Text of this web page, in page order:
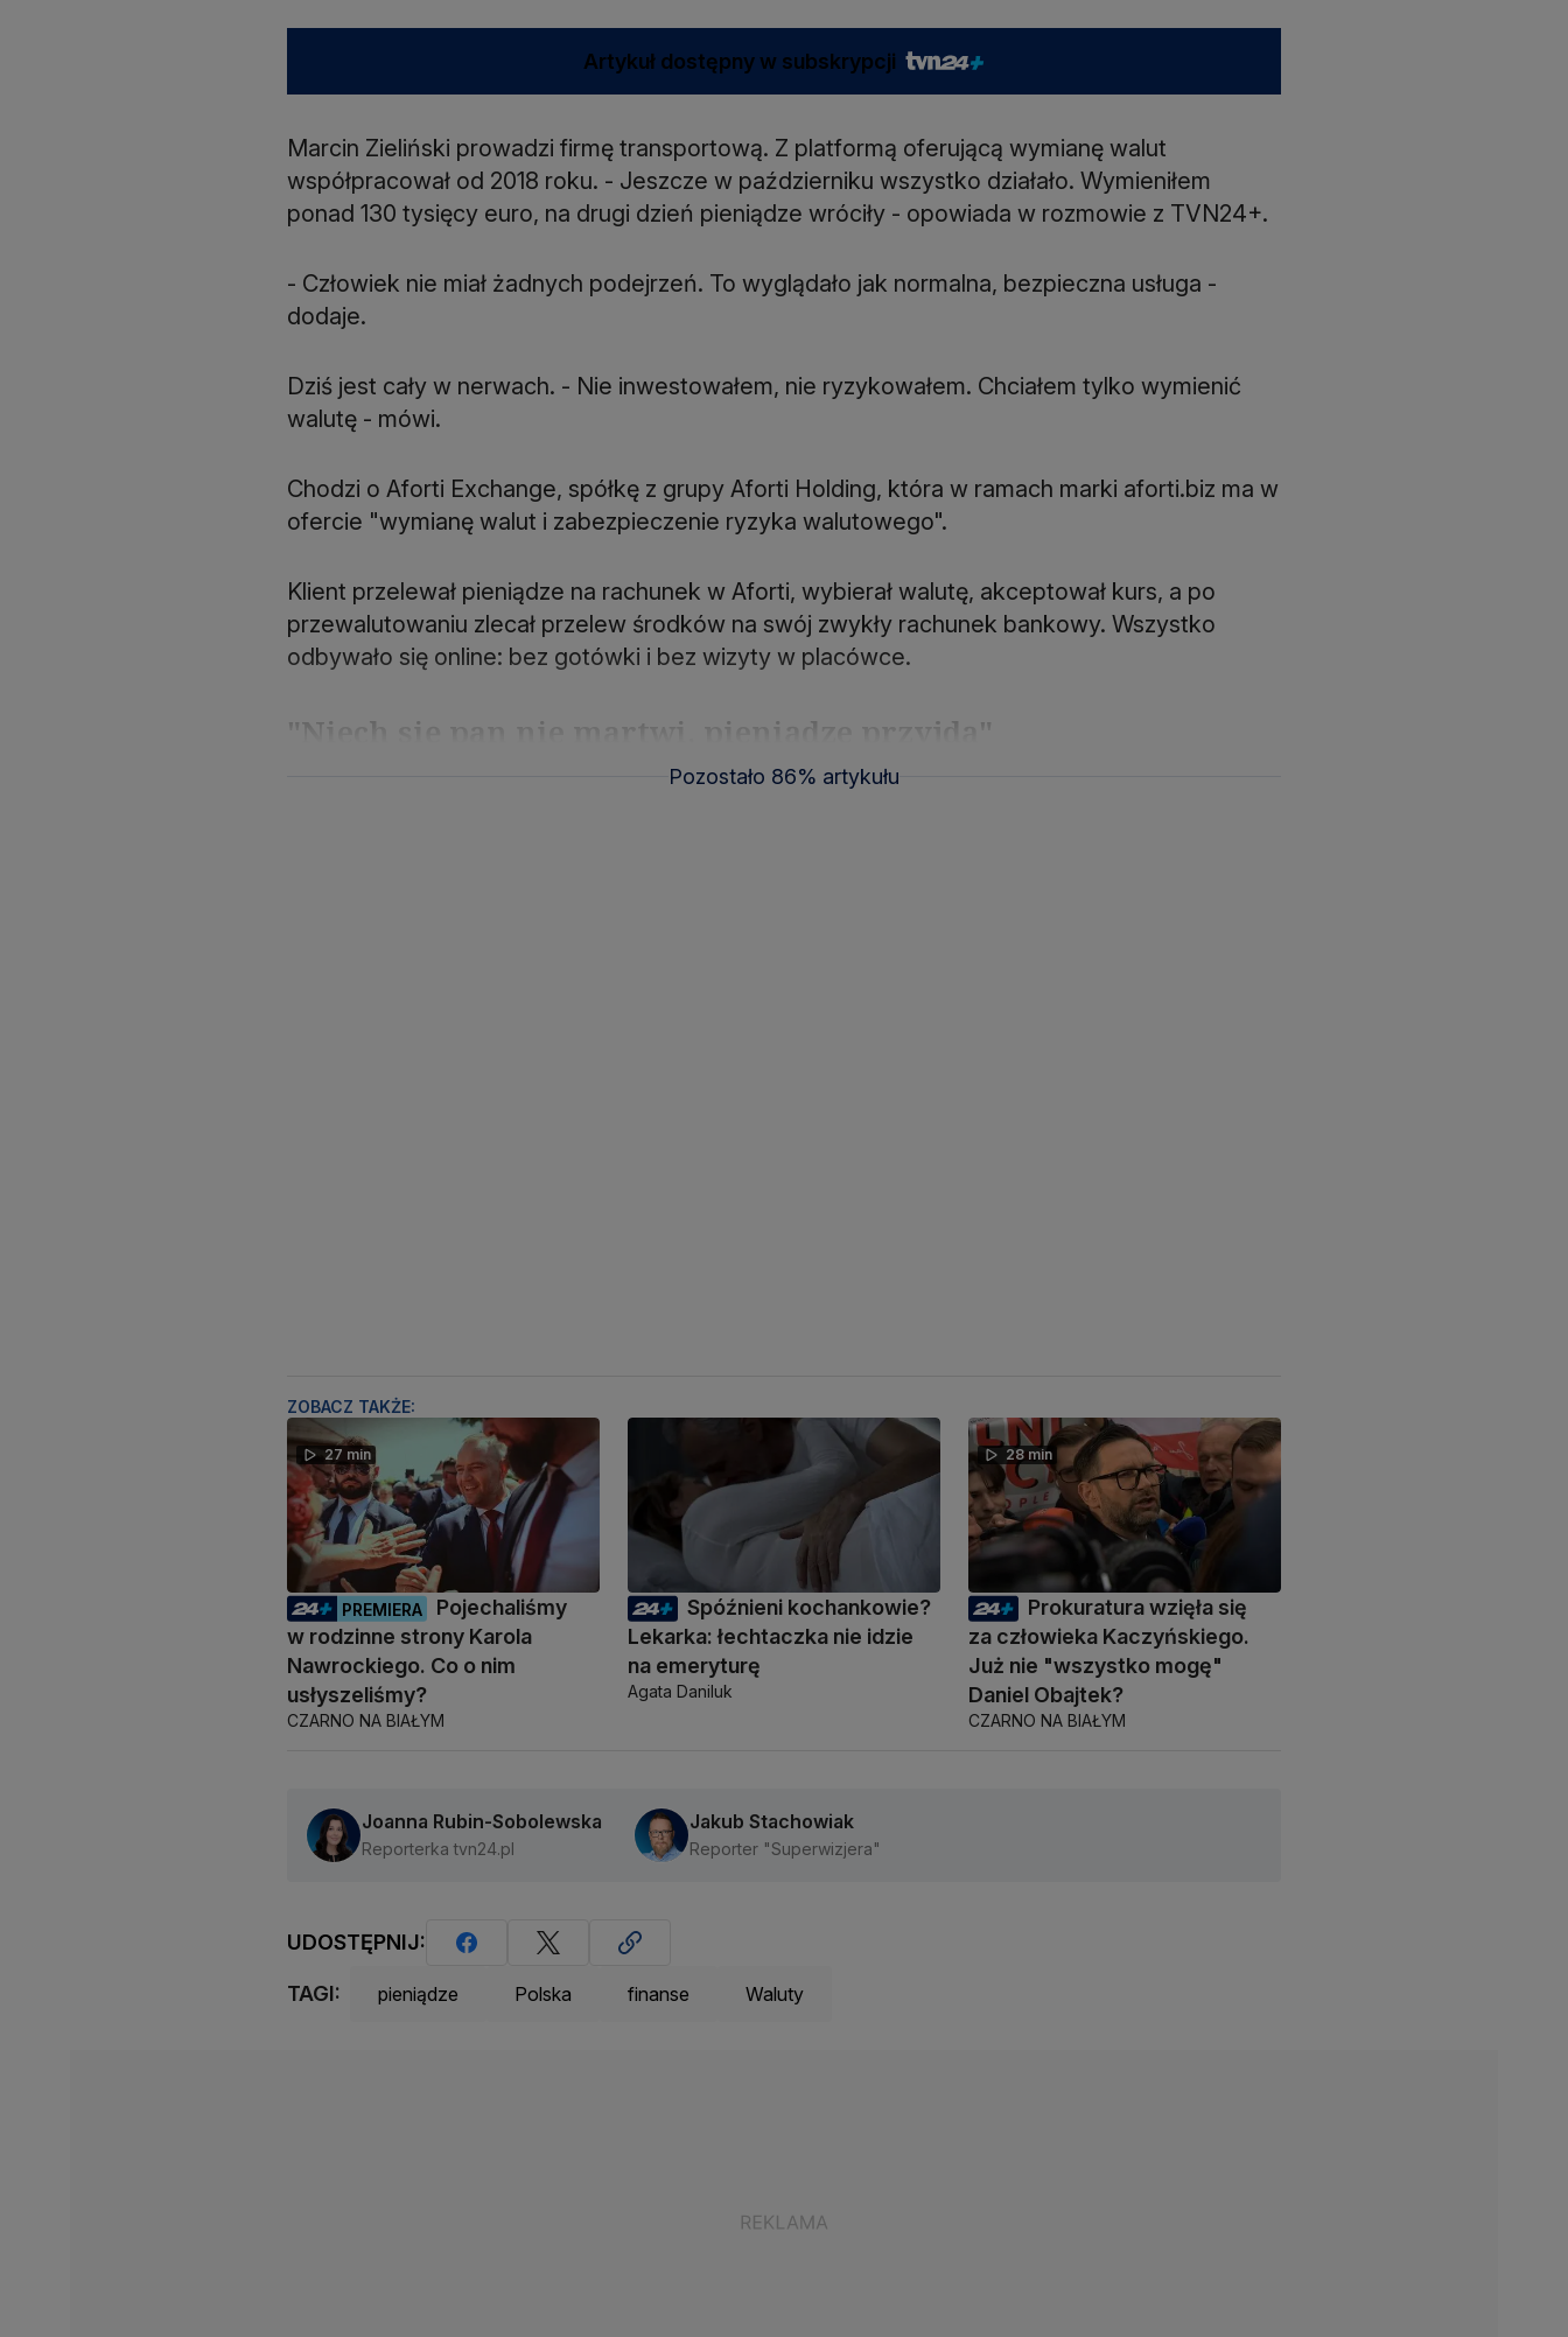
Artykuł dostępny w subskrypcji
Marcin Zieliński prowadzi firmę transportową. Z platformą oferującą wymianę walut
współpracował od 2018 roku. - Jeszcze w październiku wszystko działało. Wymieniłem
ponad 130 tysięcy euro, na drugi dzień pieniądze wróciły - opowiada w rozmowie z TVN24+.
- Człowiek nie miał żadnych podejrzeń. To wyglądało jak normalna, bezpieczna usługa -
dodaje.
Dziś jest cały w nerwach. - Nie inwestowałem, nie ryzykowałem. Chciałem tylko wymienić
walutę - mówi.
Chodzi o Aforti Exchange, spółkę z grupy Aforti Holding, która w ramach marki aforti.biz ma w
ofercie "wymianę walut i zabezpieczenie ryzyka walutowego".
Klient przelewał pieniądze na rachunek w Aforti, wybierał walutę, akceptował kurs, a po
przewalutowaniu zlecał przelew środków na swój zwykły rachunek bankowy. Wszystko
odbywało się online: bez gotówki i bez wizyty w placówce.
"Niech się pan nie martwi, pieniądze przyjdą"
Pozostało 86% artykułu
ZOBACZ TAKŻE:
27 min
PREMIERA
Pojechaliśmy
w rodzinne strony Karola
Nawrockiego. Co o nim
usłyszeliśmy?
CZARNO NA BIAŁYM
Spóźnieni kochankowie?
Lekarka: łechtaczka nie idzie
na emeryturę
Agata Daniluk
28 min
Prokuratura wzięła się
za człowieka Kaczyńskiego.
Już nie "wszystko mogę"
Daniel Obajtek?
CZARNO NA BIAŁYM
Joanna Rubin-Sobolewska
Reporterka tvn24.pl
Jakub Stachowiak
Reporter "Superwizjera"
UDOSTĘPNIJ:
TAGI: pieniądze Polska finanse Waluty